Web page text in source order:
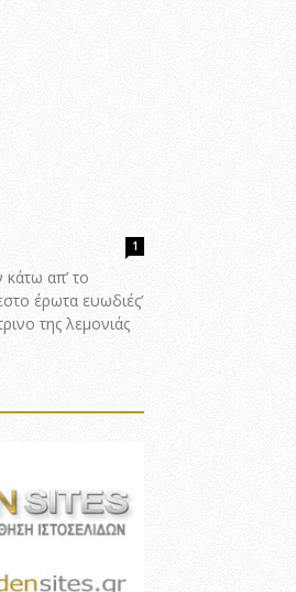
1
απ’ το
έρωτα ευωδιές’
της λεμονιάς